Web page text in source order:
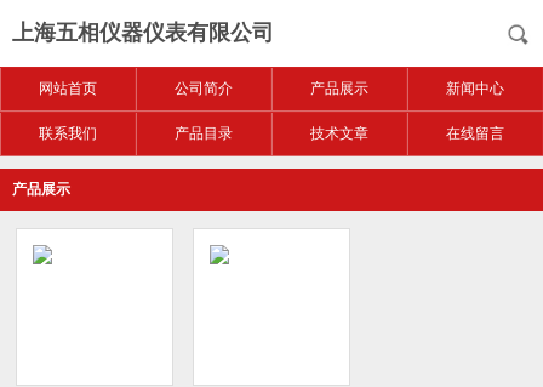
上海五相仪器仪表有限公司
网站首页 公司简介 产品展示 新闻中心
联系我们 产品目录 技术文章 在线留言
产品展示